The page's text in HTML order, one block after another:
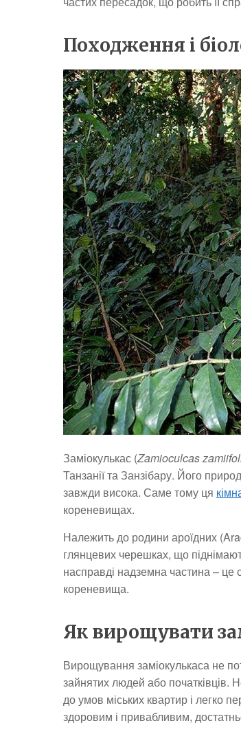
Походження і
Заміокулькас (Zamioculcas
Танзанії та Занзібару. Його
завжди висока. Саме тому ця
кореневищах.
Належить до родини ароїдних
глянцевих черешках, що
насправді надземна частина – це
кореневища.
Як вирощувати
Вирощування заміокулькаса не
зайнятих людей або початківців.
до умов міських квартир і легко
здоровим і привабливим,